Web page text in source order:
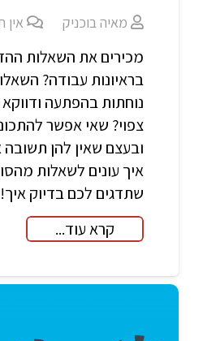
מאיה בוכניק אין
מכירים את השאלות
בראיונות עבודה?
נוחתות בהפתעה
צפוי? שאי אפשר
ובעצם שאין להן תשובה
איך עונים לשאלות
שתדגים לכם בדיוק איך!
קרא עוד...